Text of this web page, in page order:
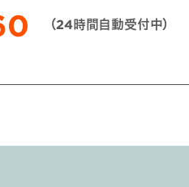
（24時間自動受付中）